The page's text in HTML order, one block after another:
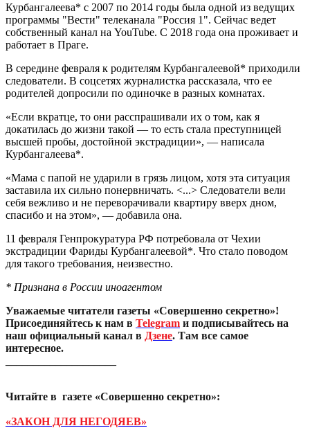
Курбангалеева* с 2007 по 2014 годы была одной из ведущих
программы "Вести" телеканала "Россия 1". Сейчас ведет
собственный канал на YouTube. С 2018 года она проживает и
работает в Праге.
В середине февраля к родителям Курбангалеевой* приходили
следователи. В соцсетях журналистка рассказала, что ее
родителей допросили по одиночке в разных комнатах.
«Если вкратце, то они расспрашивали их о том, как я
докатилась до жизни такой — то есть стала преступницей
высшей пробы, достойной экстрадиции», — написала
Курбангалеева*.
«Мама с папой не ударили в грязь лицом, хотя эта ситуация
заставила их сильно понервничать. <...> Следователи вели
себя вежливо и не переворачивали квартиру вверх дном,
спасибо и на этом», — добавила она.
11 февраля Генпрокуратура РФ потребовала от Чехии
экстрадиции Фариды Курбангалеевой*. Что стало поводом
для такого требования, неизвестно.
* Признана в России иноагентом
Уважаемые читатели газеты «Совершенно секретно»!
Присоединяйтесь к нам в Telegram и подписывайтесь на
наш официальный канал в Дзене. Там все самое
интересное.
Читайте в газете «Совершенно секретно»:
«ЗАКОН ДЛЯ НЕГОДЯЕВ»